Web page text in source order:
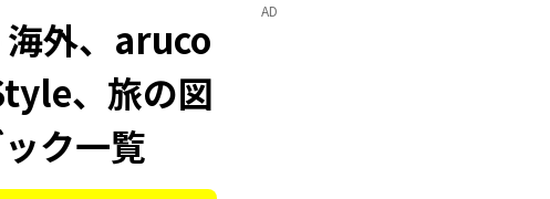
外、aruco
、旅の図
ク一覧
AD